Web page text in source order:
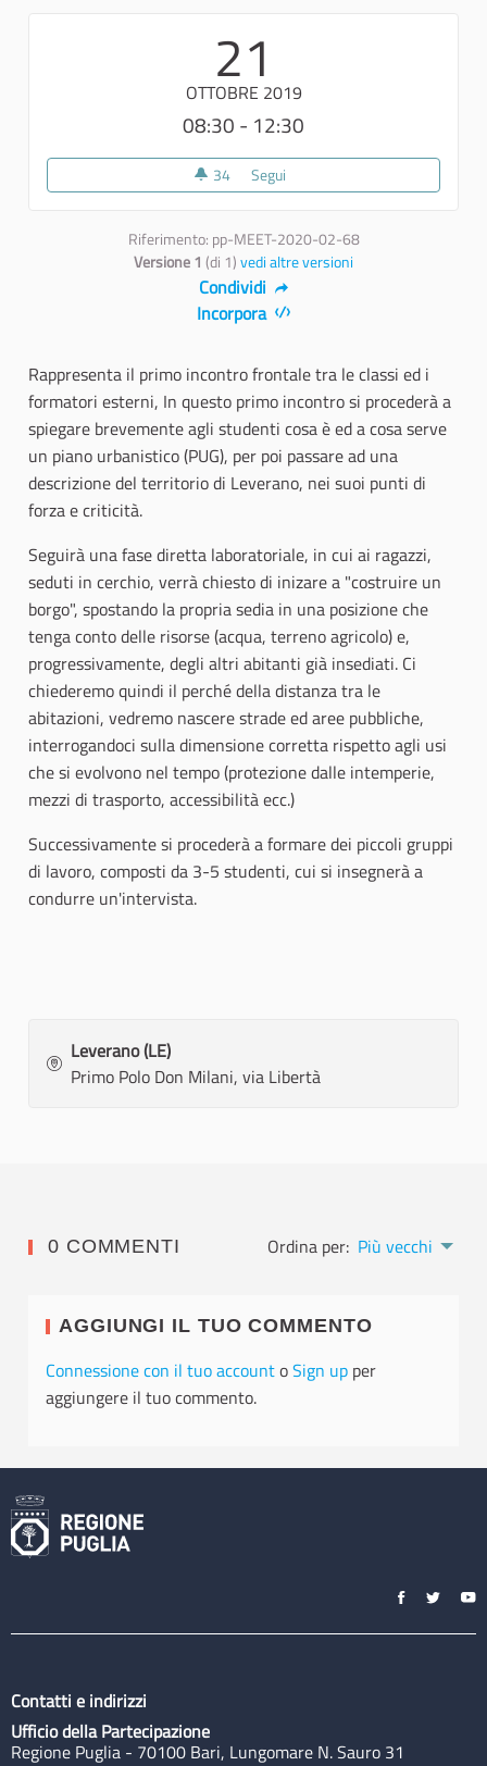
21
OTTOBRE 2019
08:30 - 12:30
34 34 sostenitori
Segui
Riferimento: pp-MEET-2020-02-68
Versione 1 (di 1)vedi altre versioni
Condividi
Incorpora
Rappresenta il primo incontro frontale tra le classi ed i
formatori esterni, In questo primo incontro si procederà a
spiegare brevemente agli studenti cosa è ed a cosa serve
un piano urbanistico (PUG), per poi passare ad una
descrizione del territorio di Leverano, nei suoi punti di
forza e criticità.
Seguirà una fase diretta laboratoriale, in cui ai ragazzi,
seduti in cerchio, verrà chiesto di inizare a "costruire un
borgo", spostando la propria sedia in una posizione che
tenga conto delle risorse (acqua, terreno agricolo) e,
progressivamente, degli altri abitanti già insediati. Ci
chiederemo quindi il perché della distanza tra le
abitazioni, vedremo nascere strade ed aree pubbliche,
interrogandoci sulla dimensione corretta rispetto agli usi
che si evolvono nel tempo (protezione dalle intemperie,
mezzi di trasporto, accessibilità ecc.)
Successivamente si procederà a formare dei piccoli gruppi
di lavoro, composti da 3-5 studenti, cui si insegnerà a
condurre un'intervista.
Leverano (LE)
Primo Polo Don Milani, via Libertà
0 COMMENTI Ordina per: Più vecchi
AGGIUNGI IL TUO COMMENTO
Connessione con il tuo accountoSign up per
aggiungere il tuo commento.
Contatti e indirizzi
Ufficio della Partecipazione
Regione Puglia - 70100 Bari, Lungomare N. Sauro 31